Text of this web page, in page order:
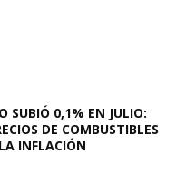
SUBIÓ 0,1% EN JULIO:
DE COMBUSTIBLES
INFLACIÓN